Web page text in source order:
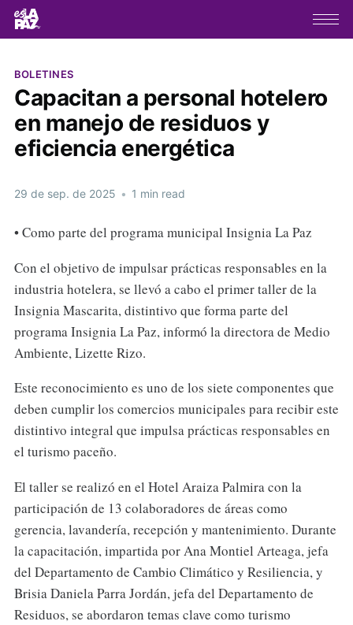
BOLETINES
Capacitan a personal hotelero
en manejo de residuos y
eficiencia energética
29 de sep. de 2025 • 1 min read
• Como parte del programa municipal Insignia La Paz
Con el objetivo de impulsar prácticas responsables en la
industria hotelera, se llevó a cabo el primer taller de la
Insignia Mascarita, distintivo que forma parte del
programa Insignia La Paz, informó la directora de Medio
Ambiente, Lizette Rizo.
Este reconocimiento es uno de los siete componentes que
deben cumplir los comercios municipales para recibir este
distintivo integral que impulsa prácticas responsables en
el turismo paceño.
El taller se realizó en el Hotel Araiza Palmira con la
participación de 13 colaboradores de áreas como
gerencia, lavandería, recepción y mantenimiento. Durante
la capacitación, impartida por Ana Montiel Arteaga, jefa
del Departamento de Cambio Climático y Resiliencia, y
Brisia Daniela Parra Jordán, jefa del Departamento de
Residuos, se abordaron temas clave como turismo